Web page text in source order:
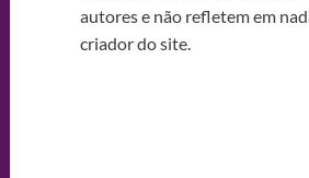
autores e não refletem em
criador do site.